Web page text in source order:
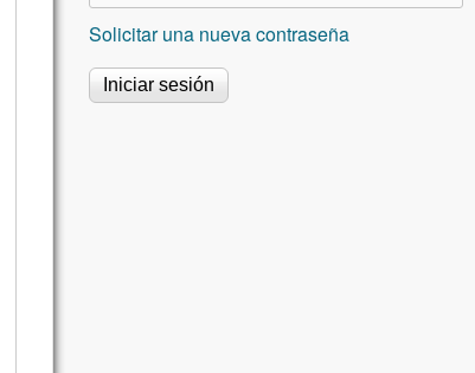
Solicitar una nueva contraseña